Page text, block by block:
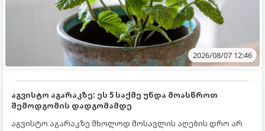
2026/08/07 12:46
აგვისტო აგარაკზე: ეს 5 საქმე უნდა მოასწროთ
შემოდგომის დადგომამდე
აგვისტო აგარაკზე მხოლოდ მოსავლის აღების დრო არ